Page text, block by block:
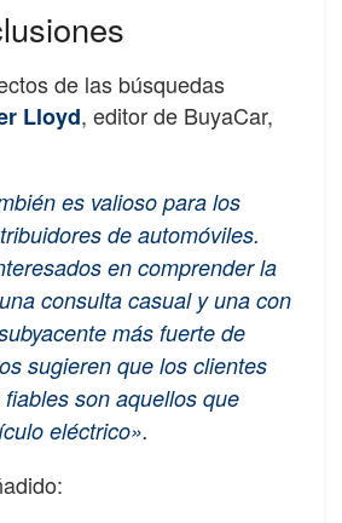
de las búsquedas
Lloyd, editor de BuyaCar,
es valioso para los
de automóviles.
​​en comprender la
consulta casual y una con
más fuerte de
sugieren que los clientes
son aquellos que
eléctrico».